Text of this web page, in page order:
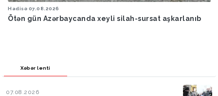
Hadisə 07.08.2026
Ötən gün Azərbaycanda xeyli silah-sursat aşkarlanıb
Xəbər lenti
07.08.2026